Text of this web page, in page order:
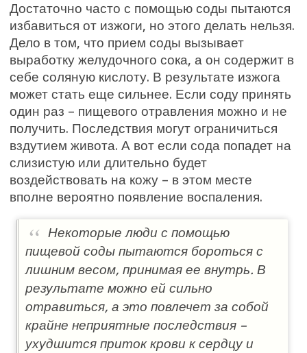
Достаточно часто с помощью соды пытаются
избавиться от изжоги, но этого делать нельзя.
Дело в том, что прием соды вызывает
выработку желудочного сока, а он содержит в
себе соляную кислоту. В результате изжога
может стать еще сильнее. Если соду принять
один раз – пищевого отравления можно и не
получить. Последствия могут ограничиться
вздутием живота. А вот если сода попадет на
слизистую или длительно будет
воздействовать на кожу – в этом месте
вполне вероятно появление воспаления.
Некоторые люди с помощью
пищевой соды пытаются бороться с
лишним весом, принимая ее внутрь. В
результате можно ей сильно
отравиться, а это повлечет за собой
крайне неприятные последствия –
ухудшится приток крови к сердцу и